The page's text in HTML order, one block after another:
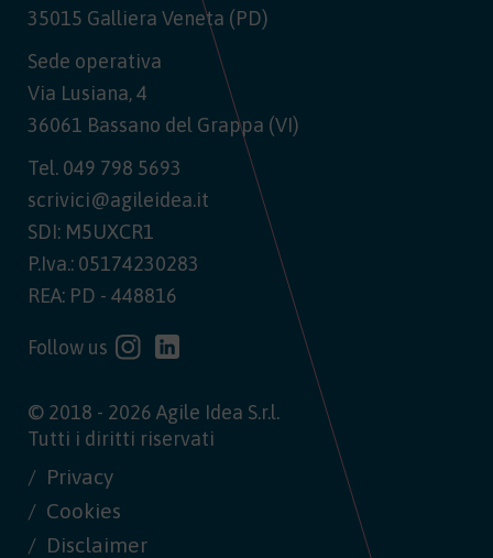
35015 Galliera Veneta (PD)
Sede operativa
Via Lusiana, 4
36061 Bassano del Grappa (VI)
Tel. 049 798 5693
scrivici@agileidea.it
SDI: M5UXCR1
P.Iva.: 05174230283
REA: PD - 448816
Follow us
© 2018 - 2026 Agile Idea S.r.l.
Tutti i diritti riservati
Privacy
Cookies
Disclaimer